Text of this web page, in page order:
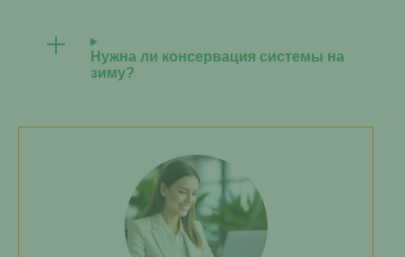
Нужна ли консервация системы на
зиму?